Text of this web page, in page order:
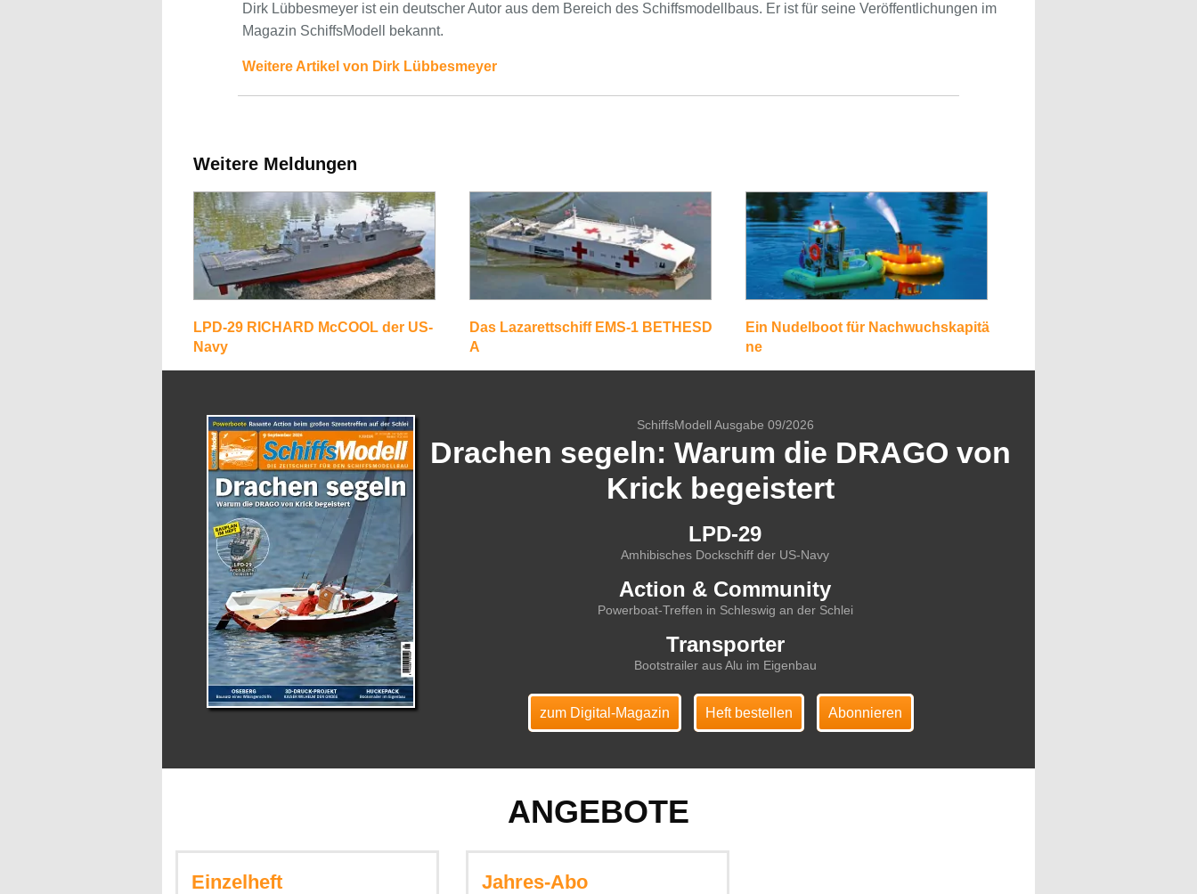
Dirk Lübbesmeyer ist ein deutscher Autor aus dem Bereich des Schiffsmodellbaus. Er ist für seine Veröffentlichungen im
Magazin SchiffsModell bekannt.
Weitere Artikel von Dirk Lübbesmeyer
Weitere Meldungen
LPD-29 RICHARD McCOOL der US-
Navy
Das Lazarettschiff EMS-1 BETHESD
A
Ein Nudelboot für Nachwuchskapitä
ne
SchiffsModell Ausgabe 09/2026
Drachen segeln: Warum die DRAGO von
Krick begeistert
LPD-29
Amhibisches Dockschiff der US-Navy
Action & Community
Powerboat-Treffen in Schleswig an der Schlei
Transporter
Bootstrailer aus Alu im Eigenbau
zum Digital-Magazin Heft bestellen Abonnieren
ANGEBOTE
Einzelheft Jahres-Abo